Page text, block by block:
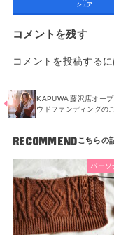
シェア
コメントを残す
コメントを投稿するに
KAPUWA 藤沢店オープ
ウドファンディングの
RECOMMEND
パーソ